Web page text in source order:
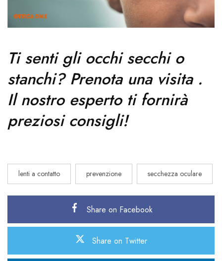
Ti senti gli occhi secchi o
stanchi?Prenota una visita .
Il nostro esperto ti fornirà
preziosi consigli!
lenti a contatto prevenzione secchezza oculare
Share on Facebook
Share on Twitter